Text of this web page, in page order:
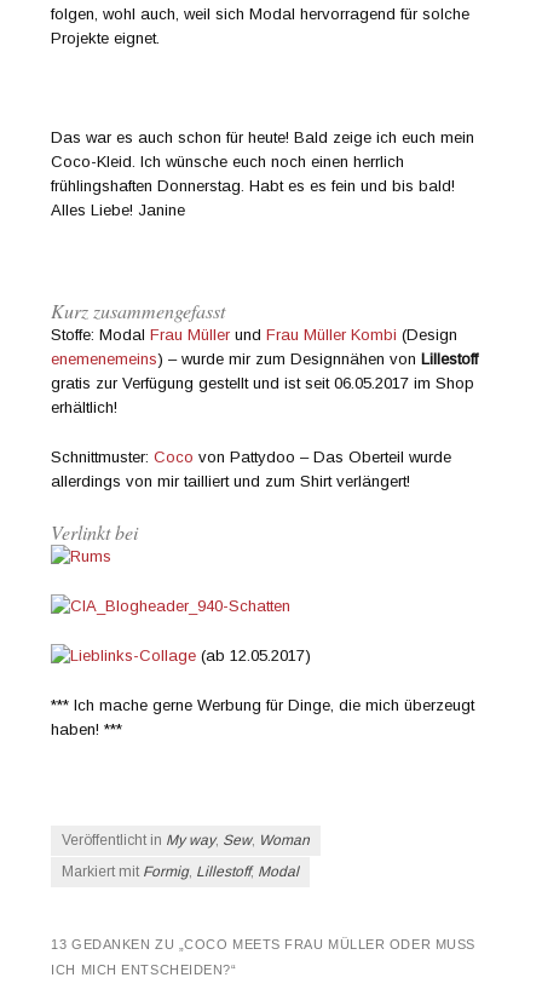
folgen, wohl auch, weil sich Modal hervorragend für solche
Projekte eignet.
Das war es auch schon für heute! Bald zeige ich euch mein
Coco-Kleid. Ich wünsche euch noch einen herrlich
frühlingshaften Donnerstag. Habt es es fein und bis bald!
Alles Liebe! Janine
Kurz zusammengefasst
Stoffe: ModalFrau Müller undFrau Müller Kombi (Design
enemenemeins) – wurde mir zum Designnähen von Lillestoff
gratis zur Verfügung gestellt und ist seit 06.05.2017 im Shop
erhältlich!
Schnittmuster:Coco von Pattydoo – Das Oberteil wurde
allerdings von mir tailliert und zum Shirt verlängert!
Verlinkt bei
(ab 12.05.2017)
*** Ich mache gerne Werbung für Dinge, die mich überzeugt
haben! ***
Veröffentlicht in My way, Sew, Woman
Markiert mit Formig, Lillestoff, Modal
13 GEDANKEN ZU „COCO MEETS FRAU MÜLLER ODER MUSS
ICH MICH ENTSCHEIDEN?“